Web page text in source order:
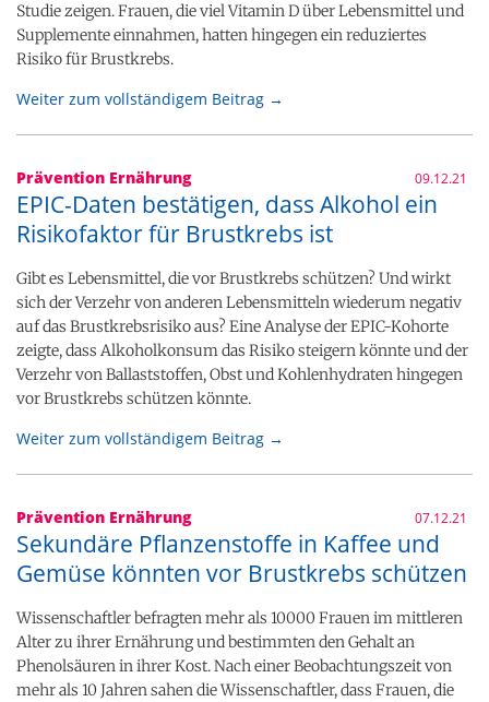
Studie zeigen. Frauen, die viel Vitamin D über Lebensmittel und
Supplemente einnahmen, hatten hingegen ein reduziertes
Risiko für Brustkrebs.
Weiter zum vollständigem Beitrag →
Prävention Ernährung 09.12.21
EPIC-Daten bestätigen, dass Alkohol ein
Risikofaktor für Brustkrebs ist
Gibt es Lebensmittel, die vor Brustkrebs schützen? Und wirkt
sich der Verzehr von anderen Lebensmitteln wiederum negativ
auf das Brustkrebsrisiko aus? Eine Analyse der EPIC-Kohorte
zeigte, dass Alkoholkonsum das Risiko steigern könnte und der
Verzehr von Ballaststoffen, Obst und Kohlenhydraten hingegen
vor Brustkrebs schützen könnte.
Weiter zum vollständigem Beitrag →
Prävention Ernährung 07.12.21
Sekundäre Pflanzenstoffe in Kaffee und
Gemüse könnten vor Brustkrebs schützen
Wissenschaftler befragten mehr als 10000 Frauen im mittleren
Alter zu ihrer Ernährung und bestimmten den Gehalt an
Phenolsäuren in ihrer Kost. Nach einer Beobachtungszeit von
mehr als 10 Jahren sahen die Wissenschaftler, dass Frauen, die